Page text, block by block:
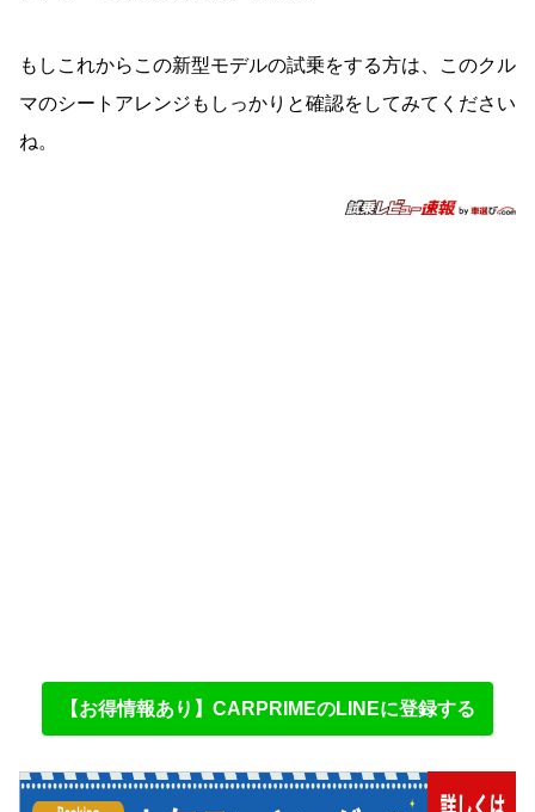
もしこれからこの新型モデルの試乗をする方は、このクル
マのシートアレンジもしっかりと確認をしてみてください
ね。
【お得情報あり】CARPRIMEのLINEに登録する